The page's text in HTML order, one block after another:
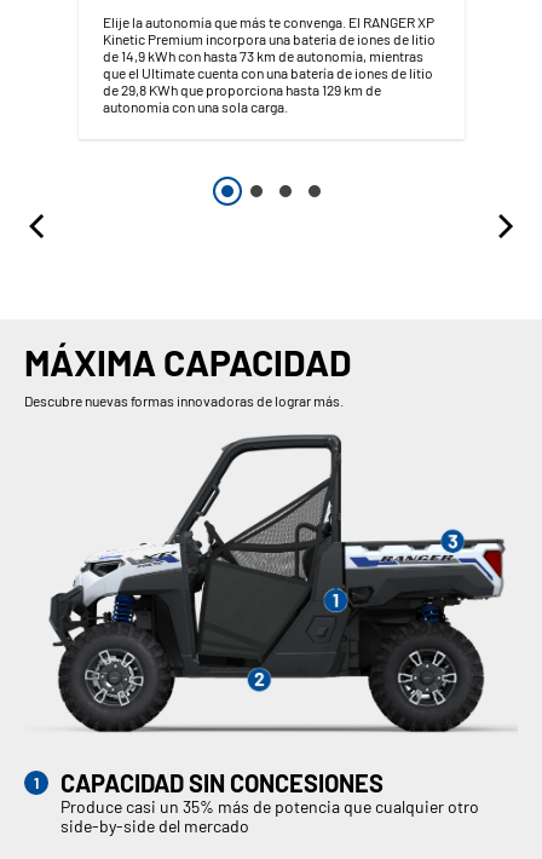
Elije la autonomía que más te convenga. El RANGER XP
Kinetic Premium incorpora una batería de iones de litio
de 14,9 kWh con hasta 73 km de autonomía, mientras
que el Ultimate cuenta con una batería de iones de litio
de 29,8 KWh que proporciona hasta 129 km de
autonomía con una sola carga.
MÁXIMA CAPACIDAD
Descubre nuevas formas innovadoras de lograr más.
CAPACIDAD SIN CONCESIONES
Produce casi un 35% más de potencia que cualquier otro
side-by-side del mercado